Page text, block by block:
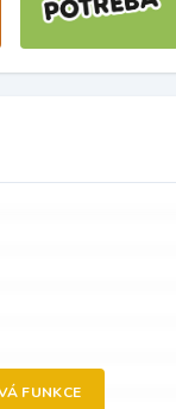
FUNKCE